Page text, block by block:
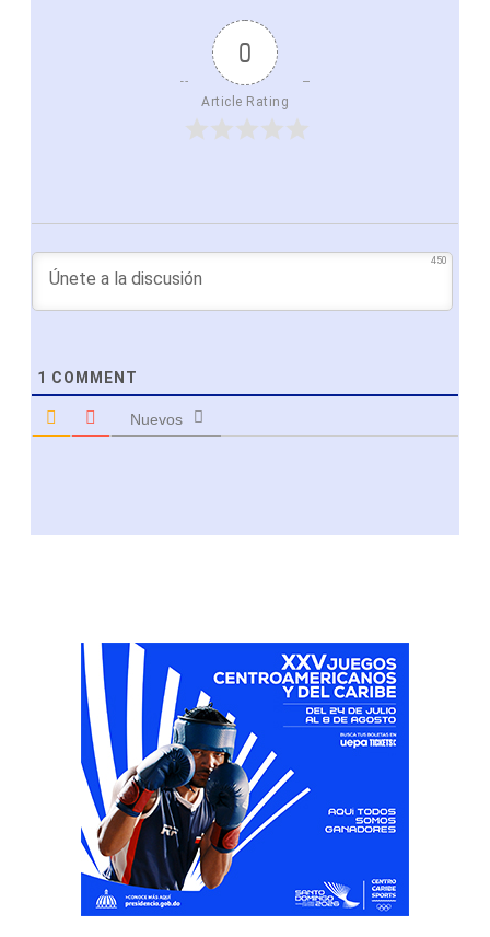
0
Article Rating
450
1 COMMENT
Nuevos